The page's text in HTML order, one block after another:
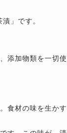
」です。
添加物類を一切使
食材の味を生かす